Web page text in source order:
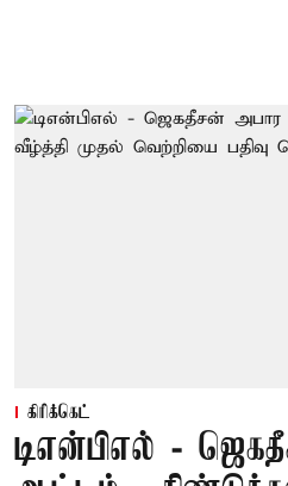
கிரிக்கெட்
டிஎன்பிஎல் -